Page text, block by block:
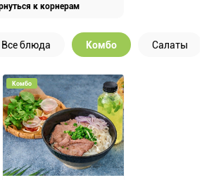
к корнерам
Все блюда Комбо Салаты
Комбо